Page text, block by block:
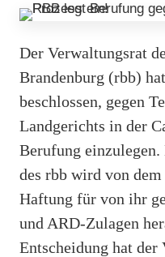
Der Verwaltungsrat
Brandenburg (rbb)
beschlossen, gegen
Landgerichts in der
Berufung
des rbb wird von
Haftung für von ihr
und ARD-Zulagen
Entscheidung hat der